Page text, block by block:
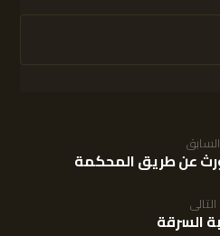
السابق
عن طريق المحكمة
التالى
السرقة